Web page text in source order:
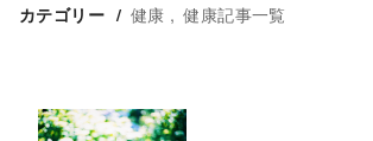
カテゴリー 健康 健康記事一覧